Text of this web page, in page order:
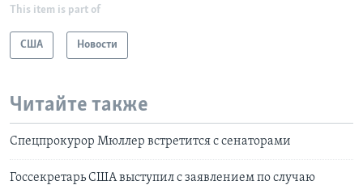
This item is part of
США Новости
Читайте также
Спецпрокурор Мюллер встретится с сенаторами
Госсекретарь США выступил с заявлением по случаю